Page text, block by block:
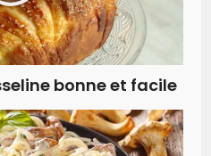
bonne et facile